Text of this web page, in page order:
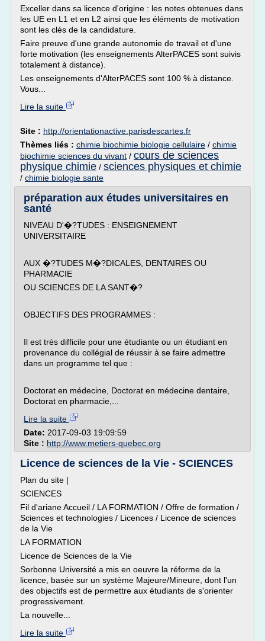
Exceller dans sa licence d'origine : les notes obtenues dans
les UE en L1 et en L2 ainsi que les éléments de motivation
sont les clés de la candidature.
Faire preuve d'une grande autonomie de travail et d'une
forte motivation (les enseignements AlterPACES sont suivis
totalement à distance).
Les enseignements d'AlterPACES sont 100 % à distance.
Vous...
Lire la suite
Site : http://orientationactive.parisdescartes.fr
Thèmes liés : chimie biochimie biologie cellulaire / chimie
biochimie sciences du vivant / cours de sciences
physique chimie / sciences physiques et chimie
/ chimie biologie sante
préparation aux études universitaires en
santé
NIVEAU D'�?TUDES : ENSEIGNEMENT
UNIVERSITAIRE
AUX �?TUDES M�?DICALES, DENTAIRES OU
PHARMACIE
OU SCIENCES DE LA SANT�?
OBJECTIFS DES PROGRAMMES :
Il est très difficile pour une étudiante ou un étudiant en
provenance du collégial de réussir à se faire admettre
dans un programme tel que :
Doctorat en médecine, Doctorat en médecine dentaire,
Doctorat en pharmacie,...
Lire la suite
Date: 2017-09-03 19:09:59
Site : http://www.metiers-quebec.org
Licence de sciences de la Vie - SCIENCES
Plan du site |
SCIENCES
Fil d'ariane Accueil / LA FORMATION / Offre de formation /
Sciences et technologies / Licences / Licence de sciences
de la Vie
LA FORMATION
Licence de Sciences de la Vie
Sorbonne Université a mis en oeuvre la réforme de la
licence, basée sur un système Majeure/Mineure, dont l'un
des objectifs est de permettre aux étudiants de s'orienter
progressivement.
La nouvelle...
Lire la suite